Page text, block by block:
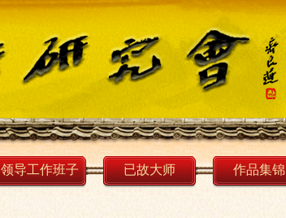
领导工作班子 已故大师 作品集锦